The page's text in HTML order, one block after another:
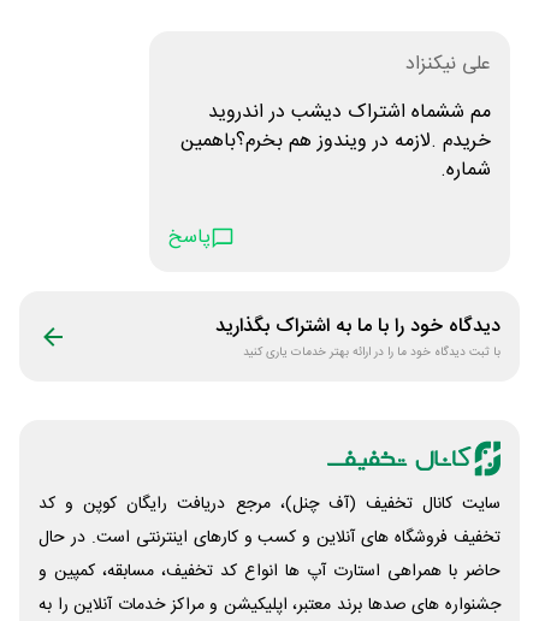
علی نیکنزاد
مم ششماه اشتراک دیشب در اندروید
خریدم .لازمه در ویندوز هم بخرم؟باهمین
شماره.
پاسخ
دیدگاه خود را با ما به اشتراک بگذارید
با ثبت دیدگاه خود ما را در ارائه بهتر خدمات یاری کنید
سایت کانال تخفیف (آف چنل)، مرجع دریافت رایگان کوپن و کد
تخفیف فروشگاه های آنلاین و کسب و‌ کارهای اینترنتی است. در حال
حاضر با همراهی استارت آپ ها انواع کد تخفیف، مسابقه، کمپین و
جشنواره های صدها برند معتبر، اپلیکیشن و مراکز خدمات آنلاین را به